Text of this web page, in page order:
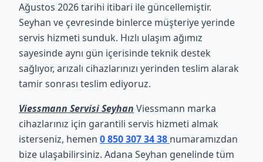
Ağustos 2026 tarihi itibari ile güncellemiştir.
Seyhan ve çevresinde binlerce müşteriye yerinde
servis hizmeti sunduk. Hızlı ulaşım ağımız
sayesinde aynı gün içerisinde teknik destek
sağlıyor, arızalı cihazlarınızı yerinden teslim alarak
tamir sonrası teslim ediyoruz.
Viessmann Servisi Seyhan Viessmann marka
cihazlarınız için garantili servis hizmeti almak
isterseniz, hemen 0 850 307 34 38 numaramızdan
bize ulaşabilirsiniz. Adana Seyhan genelinde tüm